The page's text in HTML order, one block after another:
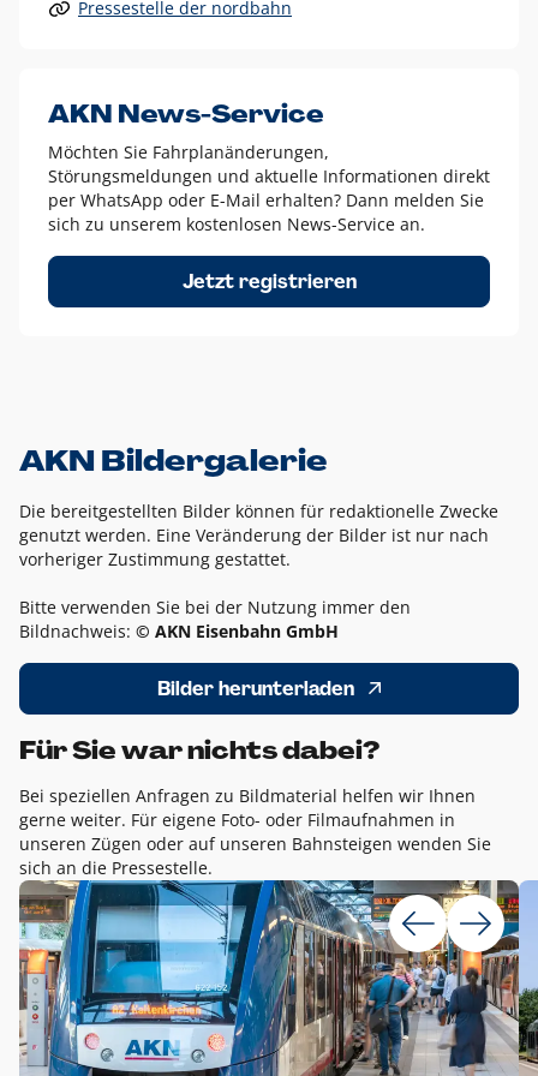
Alle anderen Logo-Varianten dürfen nur in Ausnahmefällen
Diese Ausnahmen sind zum Beispiel:
dem AKN Blau,
weißes Logo auf Fotohintergründen,
schwarzes Logo für reine Schwarz-Weiß-Umsetzungen
Um das Logo herum muss ein Schutzraum von jeweils einer
Höhe bzw. Breite des N aus AKN in alle Richtungen
Pressestelle der nordbahn
AKN News-Service
Möchten Sie Fahrplanänderungen,
Störungsmeldungen und aktuelle Informationen direkt
per WhatsApp oder E-Mail erhalten? Dann melden Sie
sich zu unserem kostenlosen News-Service an.
Jetzt registrieren
AKN Bildergalerie
Die bereitgestellten Bilder können für redaktionelle Zwecke
genutzt werden. Eine Veränderung der Bilder ist nur nach
vorheriger Zustimmung gestattet.
Bitte verwenden Sie bei der Nutzung immer den
Bildnachweis: © AKN Eisenbahn GmbH
Bilder herunterladen
Für Sie war nichts dabei?
Bei speziellen Anfragen zu Bildmaterial helfen wir Ihnen
gerne weiter. Für eigene Foto- oder Filmaufnahmen in
unseren Zügen oder auf unseren Bahnsteigen wenden Sie
sich an die Pressestelle.